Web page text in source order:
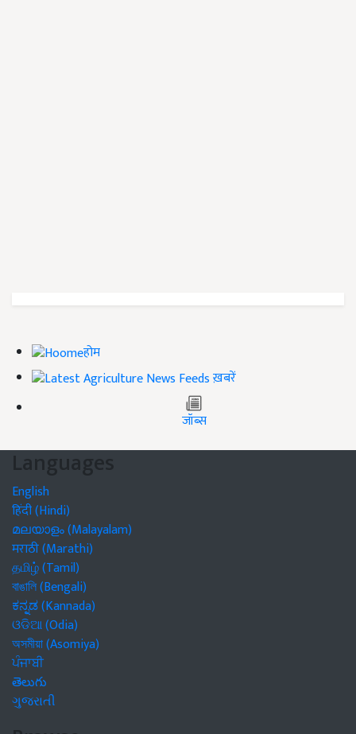
होम
ख़बरें
जॉब्स
Languages
English
हिंदी (Hindi)
മലയാളം (Malayalam)
मराठी (Marathi)
தமிழ் (Tamil)
বাঙালি (Bengali)
ಕನ್ನಡ (Kannada)
ଓଡିଆ (Odia)
অসমীয়া (Asomiya)
ਪੰਜਾਬੀ
తెలుగు
ગુજરાતી